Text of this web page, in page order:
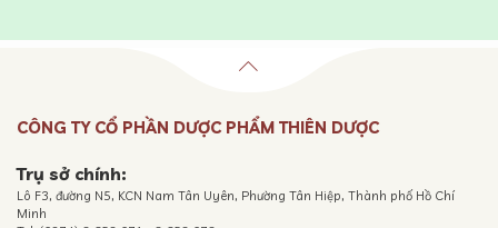
CÔNG TY CỔ PHẦN DƯỢC PHẨM THIÊN DƯỢC
Trụ sở chính:
Lô F3, đường N5, KCN Nam Tân Uyên, Phường Tân Hiệp, Thành phố Hồ Chí
Minh